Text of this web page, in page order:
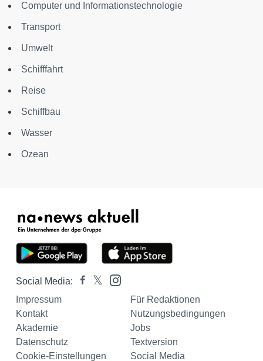
Computer und Informationstechnologie
Transport
Umwelt
Schifffahrt
Reise
Schiffbau
Wasser
Ozean
Social Media:
Impressum
Für Redaktionen
Kontakt
Nutzungsbedingungen
Akademie
Jobs
Datenschutz
Textversion
Cookie-Einstellungen
Social Media